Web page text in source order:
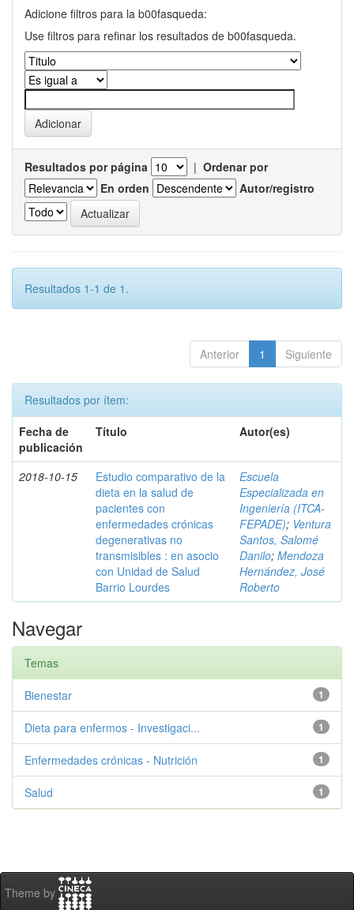
Adicione filtros para la b00fasqueda:
Use filtros para refinar los resultados de b00fasqueda.
Resultados por página | Ordenar por
En orden
Autor/registro
Resultados 1-1 de 1.
Anterior 1 Siguiente
Resultados por ítem:
Fecha de
publicación
Título Autor(es)
2018-10-15
Estudio comparativo de la
dieta en la salud de
pacientes con
enfermedades crónicas
degenerativas no
transmisibles : en asocio
con Unidad de Salud
Barrio Lourdes
Escuela
Especializada en
Ingeniería (ITCA-
FEPADE); Ventura
Santos, Salomé
Danilo; Mendoza
Hernández, José
Roberto
Navegar
Temas
1
Bienestar
1
Dieta para enfermos - Investigaci...
1
Enfermedades crónicas - Nutrición
1
Salud
Theme by